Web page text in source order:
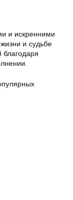
и искренними
и судьбе
благодаря